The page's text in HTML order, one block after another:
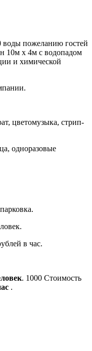
воды пожеланию гостей
10м х 4м с водопадом
и химической
цветомузыка, стрип-
одноразовые
в час.
. 1000 Стоимость
.